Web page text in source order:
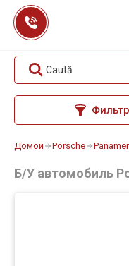
Перейти
содержанию
Caută
Домой Porsche
Б/У автомобиль